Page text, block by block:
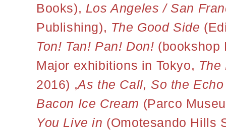
Books), Los Angeles / San
Publishing), The Good Side
Ton! Tan! Pan! Don! (bookshop
Major exhibitions in Tokyo, The
2016) ,As the Call, So the Echo
Bacon Ice Cream (Parco
You Live in (Omotesando Hills